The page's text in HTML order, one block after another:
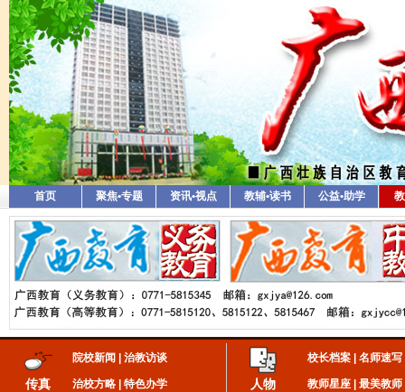
首页 聚焦•专题 资讯•视点 教辅•读书 公益•助学
传真
院校新闻 治教访谈
治校方略 特色办学 人物
校长档案 名师速写
教师星座 最美教师